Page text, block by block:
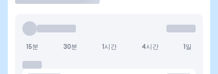
15분 30분 1시간 4시간 1일